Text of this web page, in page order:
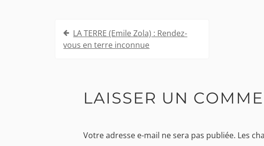
Navigation
de
LA TERRE (Emile Zola) : Rendez-
vous en terre inconnue
LAISSER UN
Votre adresse e-mail ne sera pas publiée. Les